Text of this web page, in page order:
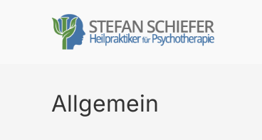
Allgemein